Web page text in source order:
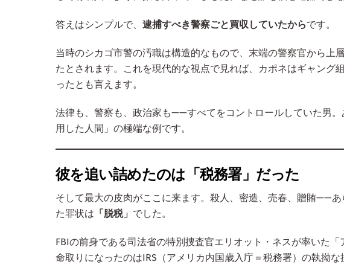
答えはシンプルで、 逮捕すべき警察ごと買収していたからです。
当時のシカゴ市警の汚職は構造的なもので、末端の警察官から上
たとされます。これを現代的な視点で見れば、カポネはギャング
ったとも言えます。
法律も、警察も、政治家も——すべてをコントロールしていた男
用した人間」の極端な例です。
彼を追い詰めたのは「税務署」だった
そして最大の皮肉がここに来ます。殺人、密造、売春、贈賄——
た罪状は 「脱税」 でした。
FBIの前身である司法省の特別捜査官エリオット・ネスが率いた
命取りになったのはIRS（アメリカ内国歳入庁＝税務署）の執拗な